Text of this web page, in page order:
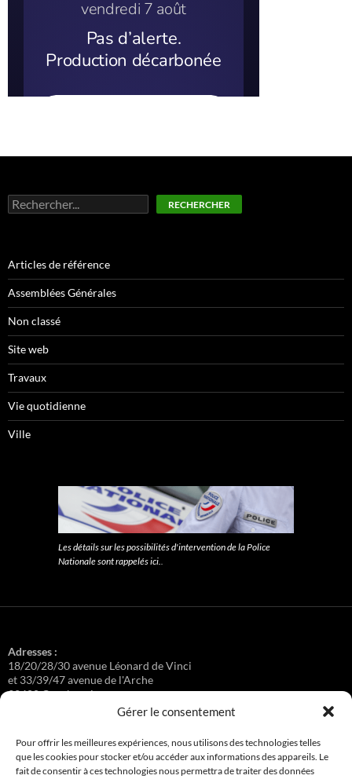
Gérer le consentement
Pour offrir les meilleures expériences, nous utilisons des technologies telles
que les cookies pour stocker et/ou accéder aux informations des appareils. Le
fait de consentir à ces technologies nous permettra de traiter des données
Rechercher RECHERCHER
Articles de référence
Assemblées Générales
Non classé
Site web
Travaux
Vie quotidienne
Ville
Les détails sur les possibilités d'intervention de la Police
Nationale sont rappelés ici..
Adresses :
18/20/28/30 avenue Léonard de Vinci
et 33/39/47 avenue de l'Arche
92400 Courbevoie
Régisseuse :
Loge au 39 Avenue de l'Arche.